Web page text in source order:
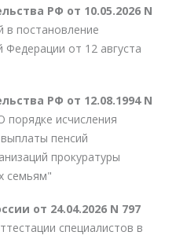
РФ от 10.05.2026 N
в постановление
Федерации от 12 августа
РФ от 12.08.1994 N
порядке исчисления
пенсий
прокуратуры
семьям"
от 24.04.2026 N 797
специалистов в